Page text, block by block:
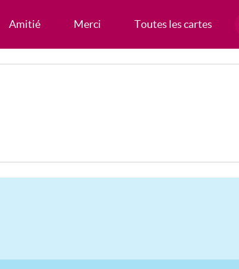
Amitié Merci Toutes les cartes